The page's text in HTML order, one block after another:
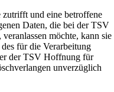
zutrifft und eine betroffene
Daten, die bei der TSV
möchte, kann sie
für die Verarbeitung
der TSV Hoffnung für
unverzüglich